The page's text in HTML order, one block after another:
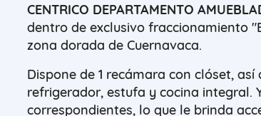
CENTRICO DEPARTAMENTO
dentro de exclusivo fraccionamiento
zona dorada de Cuernavaca.
Dispone de 1 recámara con clóset,
refrigerador, estufa y cocina integral.
correspondientes, lo que le brinda